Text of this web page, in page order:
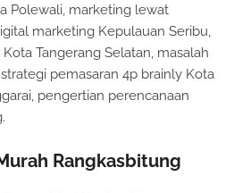
Polewali, marketing lewat
marketing Kepulauan Seribu,
Tangerang Selatan, masalah
pemasaran 4p brainly Kota
pengertian perencanaan
Rangkasbitung